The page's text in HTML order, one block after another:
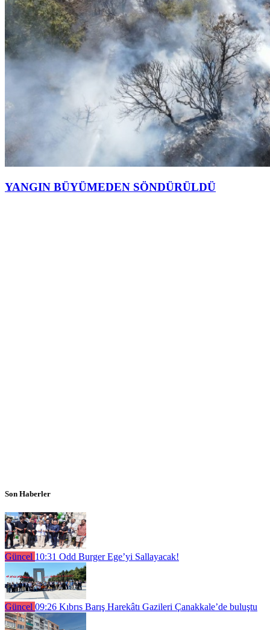
YANGIN BÜYÜMEDEN SÖNDÜRÜLDÜ
Son Haberler
Güncel 10:31 Odd Burger Ege’yi Sallayacak!
Güncel 09:26 Kıbrıs Barış Harekâtı Gazileri Çanakkale’de buluştu